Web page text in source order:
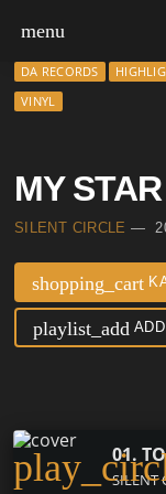
menu
DA RECORDS
VINYL
MY STAR
SILENT CIRCLE —
shopping_cart
playlist_add
01.
SILENT